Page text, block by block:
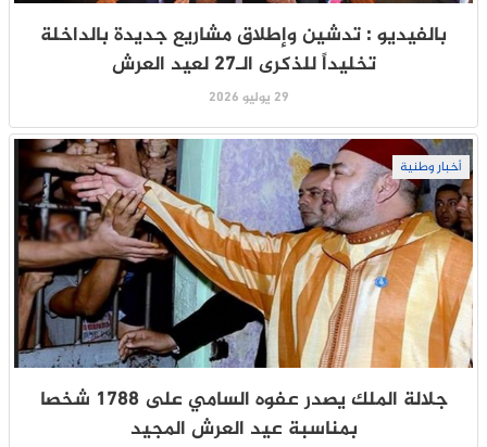
بالفيديو : تدشين وإطلاق مشاريع جديدة بالداخلة
تخليداً للذكرى الـ27 لعيد العرش
29 يوليو 2026
أخبار وطنية
جلالة الملك يصدر عفوه السامي على 1788 شخصا
بمناسبة عيد العرش المجيد